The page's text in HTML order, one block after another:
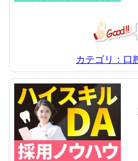
カテゴリ：口